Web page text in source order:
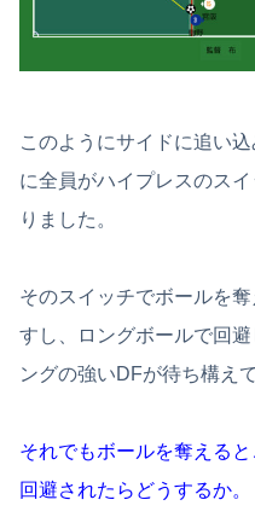
このようにサイドに追い
に全員がハイプレスのス
りました。
そのスイッチでボールを
すし、ロングボールで回
ングの強いDFが待ち構え
それでもボールを奪える
回避されたらどうするか。